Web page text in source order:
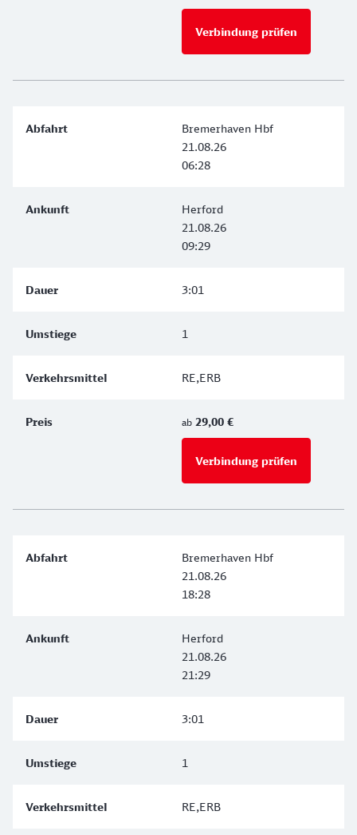
Verbindung prüfen
Bremerhaven Hbf
21.08.26
06:28
Herford
21.08.26
09:29
3:01
1
RE,ERB
ab 29,00 €
Verbindung prüfen
Bremerhaven Hbf
21.08.26
18:28
Herford
21.08.26
21:29
3:01
1
RE,ERB